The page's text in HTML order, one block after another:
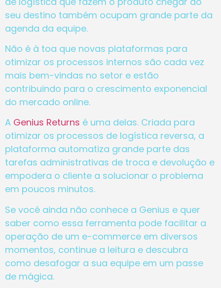
seu destino também ocupam grande parte da
agenda da equipe.
Não é à toa que novas plataformas para
otimizar os processos internos são cada vez
mais bem-vindas no setor e estão
contribuindo para o crescimento exponencial
do mercado online.
A Genius Returns é uma delas. Criada para
otimizar os processos de logística reversa, a
plataforma automatiza grande parte das
tarefas administrativas de troca e devolução e
empodera o cliente a solucionar o problema
em poucos minutos.
Se você ainda não conhece a Genius e quer
saber como essa ferramenta pode facilitar a
operação de um e-commerce em diversos
momentos, continue a leitura e descubra
como desafogar a sua equipe em um passe
de mágica.